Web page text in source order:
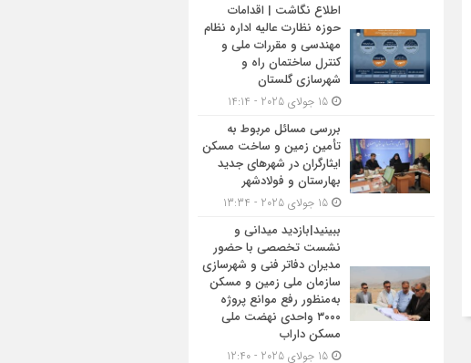
اطلاع نگاشت | اقدامات
حوزه نظارت عالیه اداره نظام
مهندسی و مقررات ملی و
کنترل ساختمان راه و
شهرسازی گلستان
بررسی مسائل مربوط به
تأمین زمین و ساخت مسکن
ایثارگران در شهرهای جدید
بهارستان و فولادشهر
ببینید|بازدید میدانی و
نشست تخصصی با حضور
مدیران دفاتر فنی و شهرسازی
سازمان ملی زمین و مسکن
به‌منظور رفع موانع پروژه
۳۰۰۰ واحدی نهضت ملی
مسکن داراب